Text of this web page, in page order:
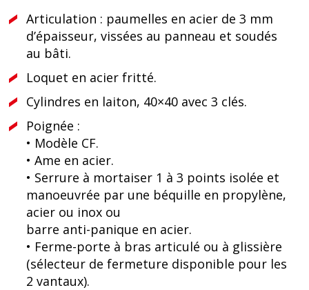
Articulation : paumelles en acier de 3 mm
d’épaisseur, vissées au panneau et soudés
au bâti.
Loquet en acier fritté.
Cylindres en laiton, 40×40 avec 3 clés.
Poignée :
• Modèle CF.
• Ame en acier.
• Serrure à mortaiser 1 à 3 points isolée et
manoeuvrée par une béquille en propylène,
acier ou inox ou
barre anti-panique en acier.
• Ferme-porte à bras articulé ou à glissière
(sélecteur de fermeture disponible pour les
2 vantaux).